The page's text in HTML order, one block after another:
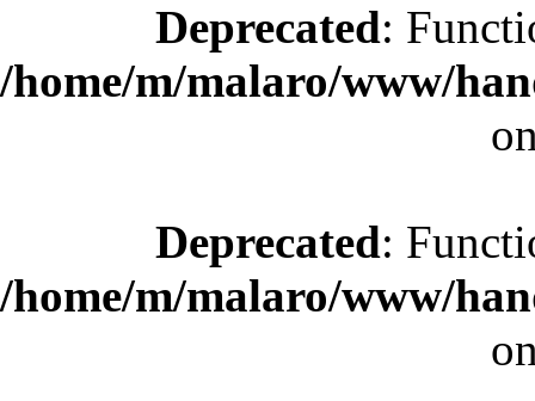
Deprecated:
/home/m/malaro/www/
Deprecated:
/home/m/malaro/www/